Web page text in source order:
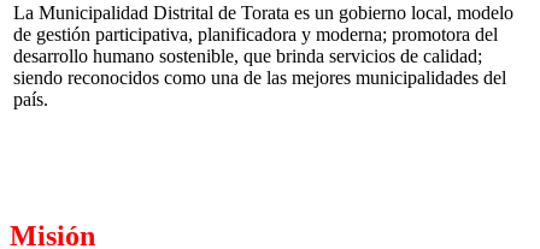
La Municipalidad Distrital de Torata es un gobierno local, modelo
de gestión participativa, planificadora y moderna; promotora del
desarrollo humano sostenible, que brinda servicios de calidad;
siendo reconocidos como una de las mejores municipalidades del
país.
Misión